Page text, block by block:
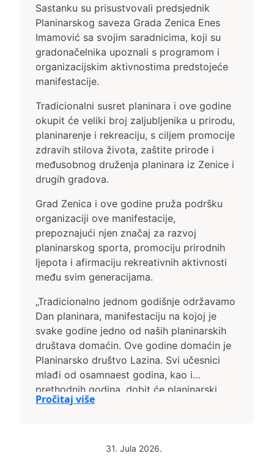
Sastanku su prisustvovali predsjednik
Planinarskog saveza Grada Zenica Enes
Imamović sa svojim saradnicima, koji su
gradonačelnika upoznali s programom i
organizacijskim aktivnostima predstojeće
manifestacije.
Tradicionalni susret planinara i ove godine
okupit će veliki broj zaljubljenika u prirodu,
planinarenje i rekreaciju, s ciljem promocije
zdravih stilova života, zaštite prirode i
međusobnog druženja planinara iz Zenice i
drugih gradova.
Grad Zenica i ove godine pruža podršku
organizaciji ove manifestacije,
prepoznajući njen značaj za razvoj
planinarskog sporta, promociju prirodnih
ljepota i afirmaciju rekreativnih aktivnosti
među svim generacijama.
„Tradicionalno jednom godišnje održavamo
Dan planinara, manifestaciju na kojoj je
svake godine jedno od naših planinarskih
društava domaćin. Ove godine domaćin je
Planinarsko društvo Lazina. Svi učesnici
mlađi od osamnaest godina, kao i
prethodnih godina, dobit će planinarski
ruksak. To je zajednička želja svih nas,
prirodi i planinarenju. Za najmlađe učesnike
Pročitaj više
31. Jula 2026.